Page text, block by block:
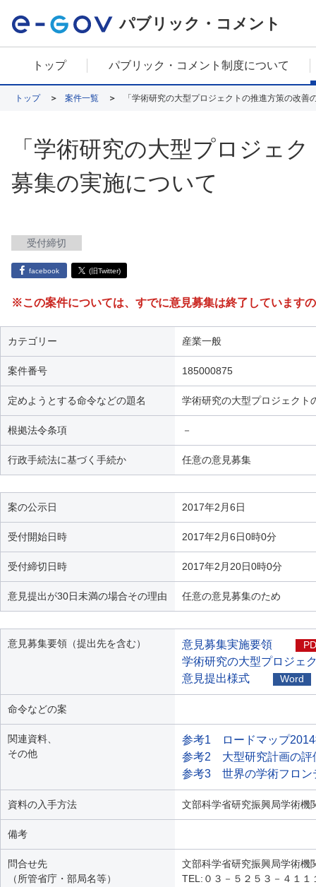
パブリック・コメント
トップ パブリック・コメント制度について
トップ 案件一覧 「学術研究の大型プロジェクトの推進方策の改
「学術研究の大型プロジェ
募集の実施について
受付締切
facebook (旧Twitter)
※この案件については、すでに意見募集は終了しています
カテゴリー 産業一般
案件番号 185000875
定めようとする命令などの題名 学術研究の大型プロジェクト
根拠法令条項 －
行政手続法に基づく手続か 任意の意見募集
案の公示日 2017年2月6日
受付開始日時 2017年2月6日0時0分
受付締切日時 2017年2月20日0時0分
意見提出が30日未満の場合その理由 任意の意見募集のため
意見募集要領（提出先を含む） 意見募集実施要領
学術研究の大型プロジェ
意見提出様式
Word
命令などの案
関連資料、
その他
参考1 ロードマップ
参考2 大型研究計画の評
参考3 世界の学術フロン
資料の入手方法 文部科学省研究振興局学術機
備考
問合せ先
（所管省庁・部局名等）
文部科学省研究振興局学術機
TEL:０３－５２５３－４１１